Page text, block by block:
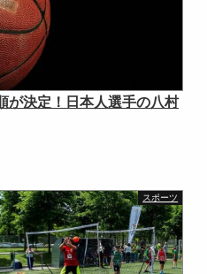
決定！日本人選手の八村
スポーツ